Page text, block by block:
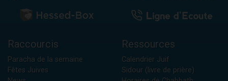
Raccourcis
Paracha de la semaine
Fêtes Juives
Ressources
Calendrier Juif
Sidour (livre de prière)